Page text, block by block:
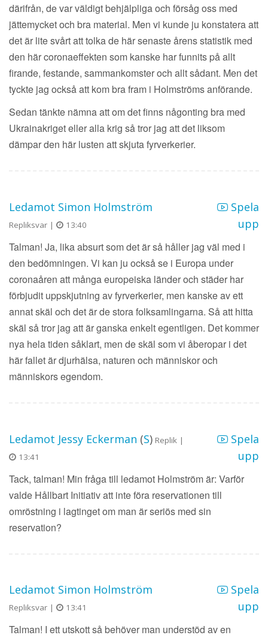
därifrån, de var väldigt behjälpliga och försåg oss med
jättemycket och bra material. Men vi kunde ju konstatera att
det är lite svårt att tolka de här senaste årens statistik med
den här coronaeffekten som kanske har funnits på allt
firande, festande, sammankomster och allt sådant. Men det
tyckte jag också att kom bra fram i Holmströms anförande.
Sedan tänkte nämna att om det finns någonting bra med
Ukrainakriget eller alla krig så tror jag att det liksom
dämpar den här lusten att skjuta fyrverkerier.
Ledamot Simon Holmström
Repliksvar | 13:40
Spela
upp
Talman! Ja, lika absurt som det är så håller jag väl med i
den bedömningen. Vi kan ju också se i Europa under
coronaåren att många europeiska länder och städer har
förbjudit uppskjutning av fyrverkerier, men kanske av ett
annat skäl och det är de stora folksamlingarna. Så att hitta
skäl så tror jag att är ganska enkelt egentligen. Det kommer
nya hela tiden såklart, men de skäl som vi åberopar i det
här fallet är djurhälsa, naturen och människor och
människors egendom.
Ledamot Jessy Eckerman (S) Replik |
13:41
Spela
upp
Tack, talman! Min fråga till ledamot Holmström är: Varför
valde Hållbart Initiativ att inte föra reservationen till
omröstning i lagtinget om man är seriös med sin
reservation?
Ledamot Simon Holmström
Repliksvar | 13:41
Spela
upp
Talman! I ett utskott så behöver man understöd av en